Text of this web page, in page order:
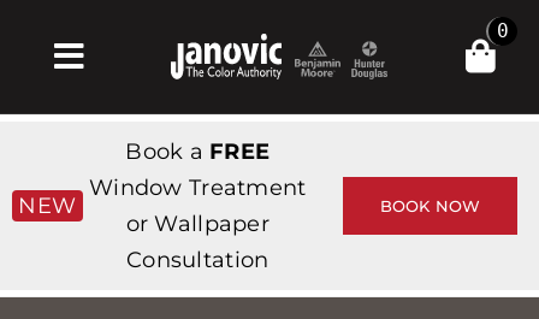
Toggle
Navigation
Products & Services
Магазин
0
NEW
Book a FREE
Window Treatment
or Wallpaper
Consultation
BOOK NOW